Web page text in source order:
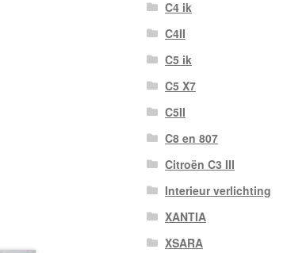
C4 ik
C4II
C5 ik
C5 X7
C5II
C8 en 807
Citroën C3 III
Interieur verlichting
XANTIA
XSARA